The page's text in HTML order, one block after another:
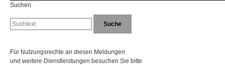
Suchen
Für Nutzungsrechte an diesen Meldungen
und weitere Dienstleistungen besuchen Sie bitte